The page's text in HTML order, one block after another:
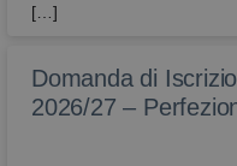
[…]
Domanda di
2026/27 –